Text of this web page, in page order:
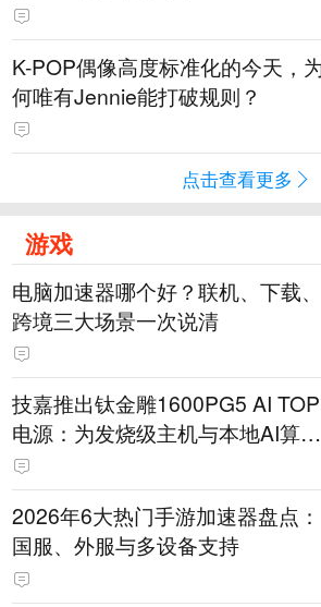
K-POP偶像高度标准化的今天，
何唯有Jennie能打破规则？
点击查看更多
游戏
电脑加速器哪个好？联机、下载、
跨境三大场景一次说清
技嘉推出钛金雕1600PG5 AI TOP
电源：为发烧级主机与本地AI算力
打造旗舰供电方案
2026年6大热门手游加速器盘点：
国服、外服与多设备支持